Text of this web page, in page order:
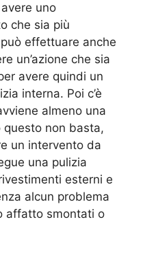
uno
che sia più
effettuare anche
un’azione che sia
avere quindi un
interna. Poi c’è
almeno una
questo non basta,
un intervento da
una pulizia
esterni e
alcun problema
affatto smontati o